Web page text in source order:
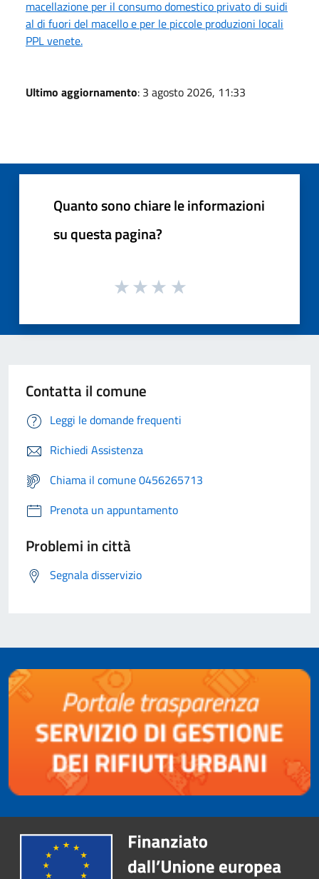
macellazione per il consumo domestico privato di suidi
al di fuori del macello e per le piccole produzioni locali
PPL venete.
Ultimo aggiornamento: 3 agosto 2026, 11:33
Quanto sono chiare le informazioni
su questa pagina?
Contatta il comune
Leggi le domande frequenti
Richiedi Assistenza
Chiama il comune 0456265713
Prenota un appuntamento
Problemi in città
Segnala disservizio